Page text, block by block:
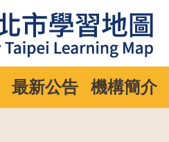
最新公告 機構簡介